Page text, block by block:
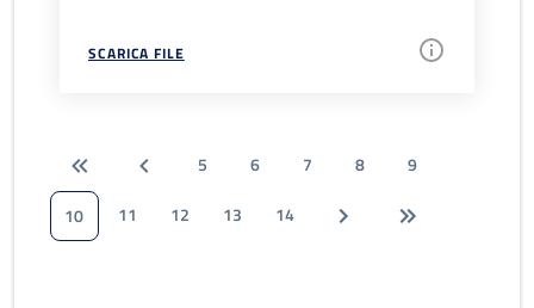
SCARICA FILE
5 6 7 8
9
10
11 12 13 14